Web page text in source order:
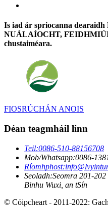
Is iad ár spriocanna
NUÁLAÍOCHT,
chustaiméara.
FIOSRÚCHÁN ANOIS
Déan teagmháil linn
Teil:0086-510-88156708
Mob/Whatsapp:0086-
Ríomhphost:
Seoladh:Seomra 201-
Binhu Wuxi, an tSín
© Cóipcheart - 2011-2022: